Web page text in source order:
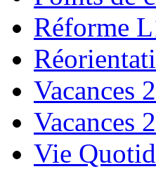
Réforme
Vacances
Vacances
Vie